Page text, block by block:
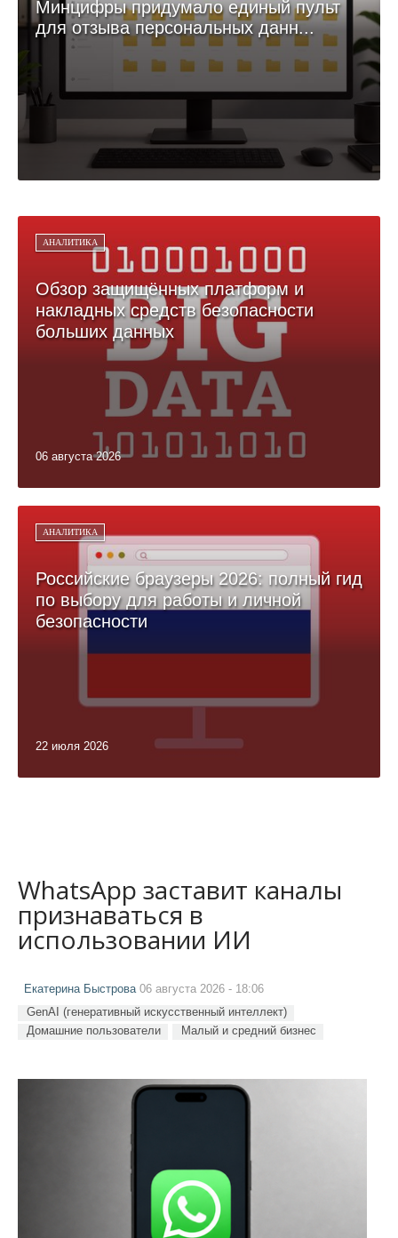
Минцифры придумало единый пульт
для отзыва персональных данн...
АНАЛИТИКА
Обзор защищённых платформ и
накладных средств безопасности
больших данных
06 августа 2026
АНАЛИТИКА
Российские браузеры 2026: полный гид
по выбору для работы и личной
безопасности
22 июля 2026
WhatsApp заставит каналы
признаваться в
использовании ИИ
Екатерина Быстрова 06 августа 2026 - 18:06
GenAI (генеративный искусственный интеллект)
Домашние пользователи
Малый и средний бизнес